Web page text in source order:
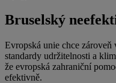
Bruselský
Evropská unie chce
standardy udržitelnosti a
že evropská zahraniční
efektivně.